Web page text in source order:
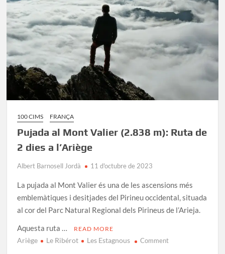
100 CIMS FRANÇA
Pujada al Mont Valier (2.838 m): Ruta de
2 dies a l’Ariège
Albert Barnosell Jordà 11 d'octubre de 2023
La pujada al Mont Valier és una de les ascensions més
emblemàtiques i desitjades del Pirineu occidental, situada
al cor del Parc Natural Regional dels Pirineus de l’Arieja.
Aquesta ruta …
READ MORE
Ariège Le Ribérot Les Estagnous Commenton